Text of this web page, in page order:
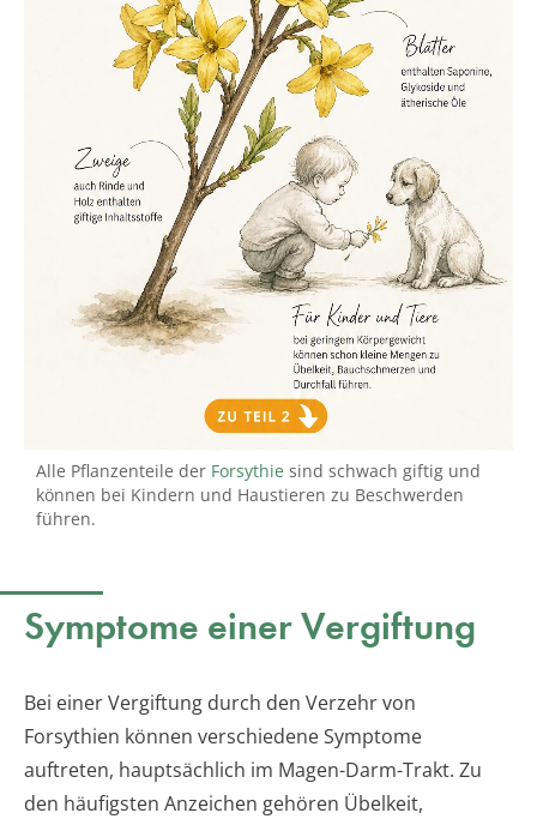
Alle Pflanzenteile der Forsythie sind schwach giftig und
können bei Kindern und Haustieren zu Beschwerden
führen.
Symptome einer Vergiftung
Bei einer Vergiftung durch den Verzehr von
Forsythien können verschiedene Symptome
auftreten, hauptsächlich im Magen-Darm-Trakt. Zu
den häufigsten Anzeichen gehören Übelkeit,